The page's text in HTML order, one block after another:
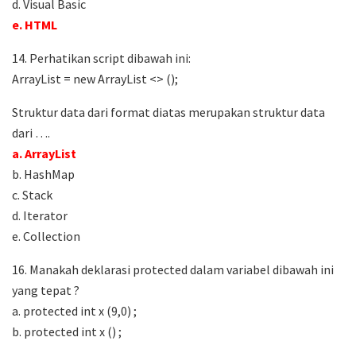
d. Visual Basic
e. HTML
14. Perhatikan script dibawah ini:
ArrayList = new ArrayList <> ();
Struktur data dari format diatas merupakan struktur data
dari ….
a. ArrayList
b. HashMap
c. Stack
d. Iterator
e. Collection
16. Manakah deklarasi protected dalam variabel dibawah ini
yang tepat ?
a. protected int x (9,0) ;
b. protected int x () ;